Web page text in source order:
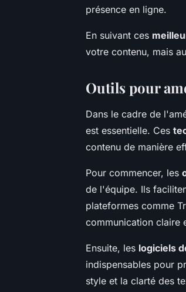
présence en ligne.
En suivant ces
votre contenu, mais
Outils pour
Dans le cadre de
est essentielle. Ces
contenu de manière
Pour commencer, les
de l'équipe. Ils
plateformes comme
communication claire
Ensuite, les logiciels
indispensables pour
style et la clarté des